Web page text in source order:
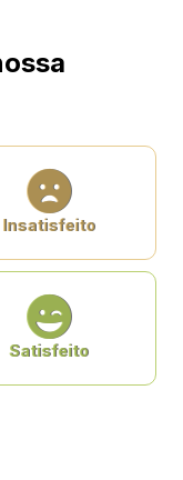
Insatisfeito
Satisfeito